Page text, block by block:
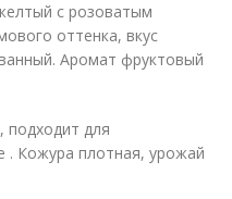
с розоватым
оттенка, вкус
Аромат фруктовый
подходит для
. Кожура плотная, урожай